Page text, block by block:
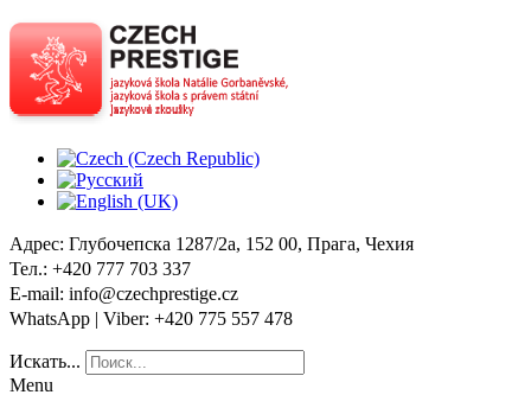
Адрес: Глубочепска 1287/2a, 152 00, Прага, Чехия
Тел.: +420 777 703 337
E-mail: info@czechprestige.cz
WhatsApp | Viber: +420 775 557 478
Искать...
Menu